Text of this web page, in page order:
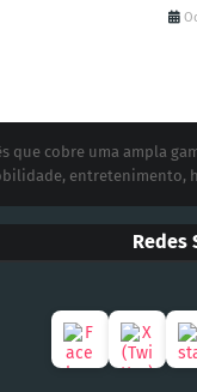
que cobre uma ampla
entretenimento,
Redes